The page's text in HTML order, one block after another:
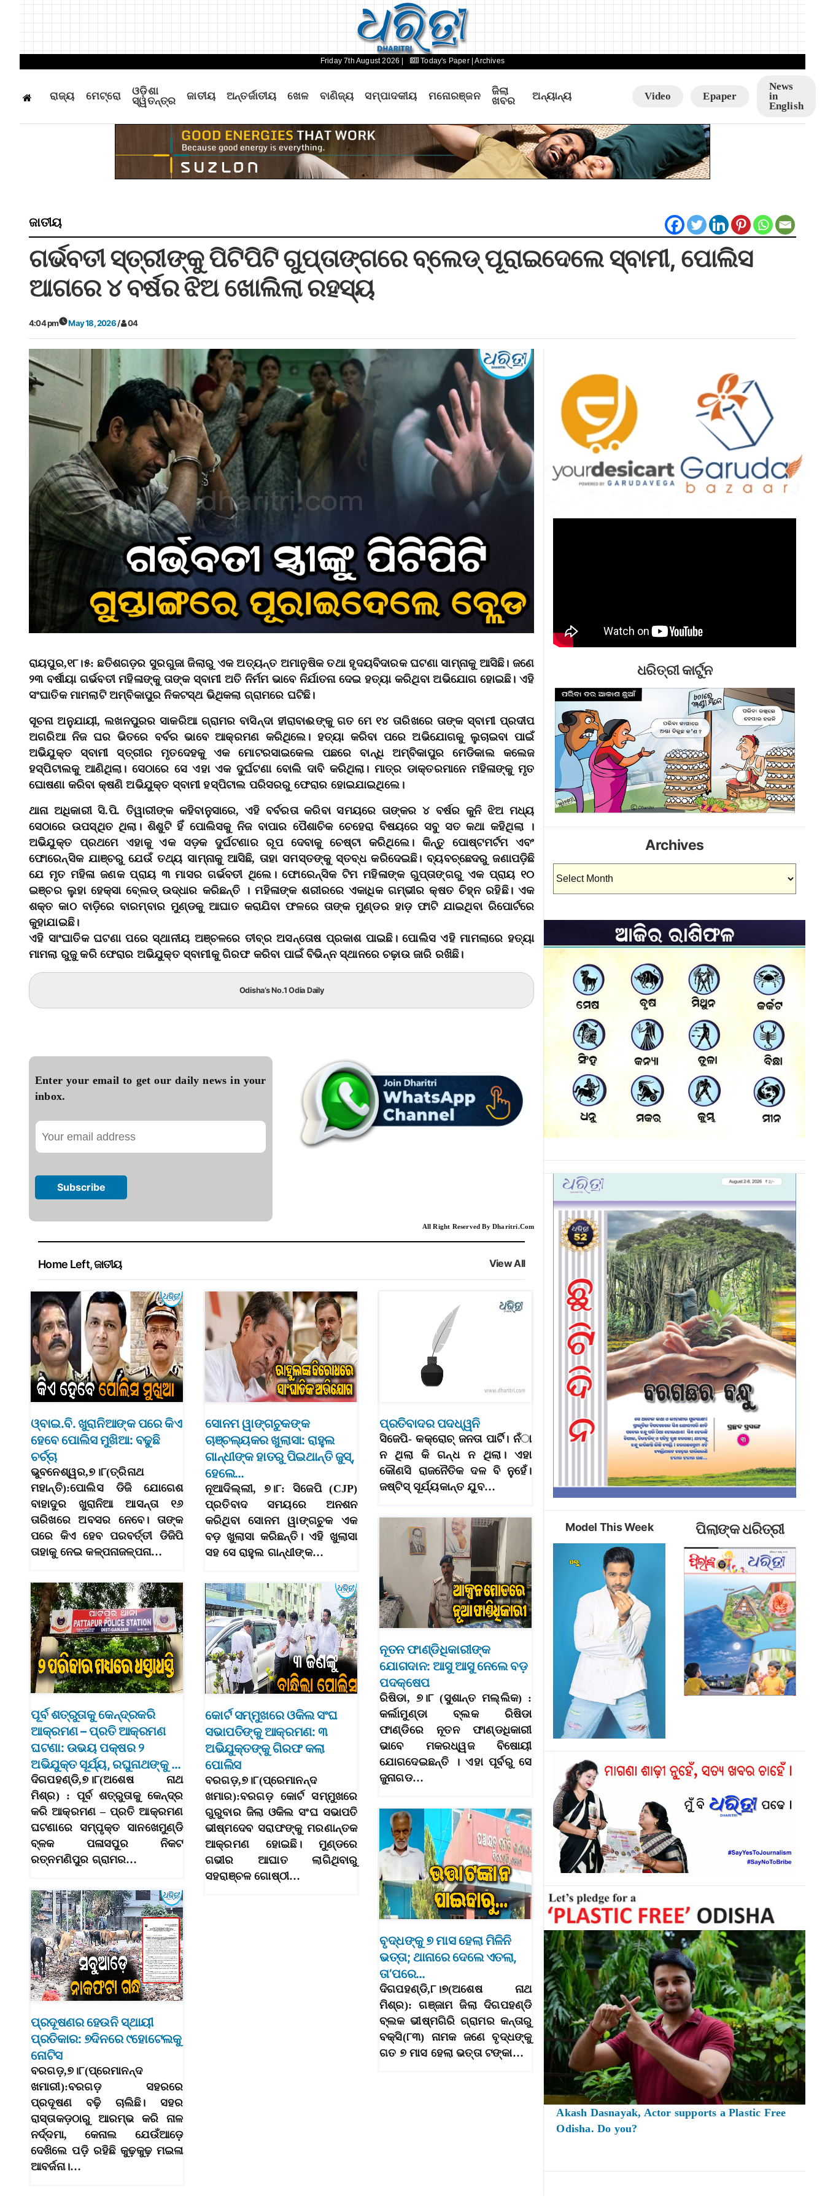
Friday 7th August 2026 | Today's Paper | Archives
ରାଜ୍ୟ ମେଟ୍ରୋ
ଓଡ଼ିଶା
ସ୍ୱତନ୍ତ୍ର
ଜାତୀୟ ଅନ୍ତର୍ଜାତୀୟ ଖେଳ ବାଣିଜ୍ୟ ସମ୍ପାଦକୀୟ ମନୋରଞ୍ଜନ
ଜିଲା
ଖବର
ଅନ୍ୟାନ୍ୟ Video Epaper
News
in
English
ଜାତୀୟ
ଗର୍ଭବତୀ ସ୍ତ୍ରୀଙ୍କୁ ପିଟିପିଟି ଗୁପ୍ତାଙ୍ଗରେ ବ୍ଲେଡ୍‌ ପୂରାଇଦେଲେ ସ୍ବାମୀ, ପୋଲିସ
ଆଗରେ ୪ ବର୍ଷର ଝିଅ ଖୋଲିଲା ରହସ୍ୟ
4:04 pm May 18, 2026/ 04
ରାୟପୁର,୧୮।୫: ଛତିଶଗଡ଼ର ସୁରଗୁଜା ଜିଲାରୁ ଏକ ଅତ୍ୟନ୍ତ ଅମାନୁଷିକ ତଥା ହୃଦୟବିଦାରକ ଘଟଣା ସାମ୍ନାକୁ ଆସିଛି। ଜଣେ
୨୩ ବର୍ଷୀୟା ଗର୍ଭବତୀ ମହିଳାଙ୍କୁ ତାଙ୍କ ସ୍ବାମୀ ଅତି ନିର୍ମମ ଭାବେ ନିର୍ଯାତନା ଦେଇ ହତ୍ୟା କରିଥିବା ଅଭିଯୋଗ ହୋଇଛି। ଏହି
ସଂଘାତିକ ମାମଲାଟି ଅମ୍ବିକାପୁର ନିକଟସ୍ଥ ଭିଥିକଲା ଗ୍ରାମରେ ଘଟିଛି।
ସୂଚନା ଅନୁଯାୟୀ, ଲଖନପୁରର ସାକରିଆ ଗ୍ରାମର ବାସିନ୍ଦା ହୀରାବାଈଙ୍କୁ ଗତ ମେ ୧୪ ତାରିଖରେ ତାଙ୍କ ସ୍ବାମୀ ପ୍ରଦୀପ
ଅଗରିଆ ନିଜ ଘର ଭିତରେ ବର୍ବର ଭାବେ ଆକ୍ରମଣ କରିଥିଲେ। ହତ୍ୟା କରିବା ପରେ ଅଭିଯୋଗକୁ ଲୁଚାଇବା ପାଇଁ
ଅଭିଯୁକ୍ତ ସ୍ବାମୀ ସ୍ତ୍ରୀର ମୃତଦେହକୁ ଏକ ମୋଟରସାଇକେଲ ପଛରେ ବାନ୍ଧି ଅମ୍ବିକାପୁର ମେଡିକାଲ କଲେଜ
ହସ୍ପିଟାଲକୁ ଆଣିଥିଲା। ସେଠାରେ ସେ ଏହା ଏକ ଦୁର୍ଘଟଣା ବୋଲି ଦାବି କରିଥିଲା। ମାତ୍ର ଡାକ୍ତରମାନେ ମହିଳାଙ୍କୁ ମୃତ
ଘୋଷଣା କରିବା କ୍ଷଣି ଅଭିଯୁକ୍ତ ସ୍ବାମୀ ହସ୍ପିଟାଲ ପରିସରରୁ ଫେରାର ହୋଇଯାଇଥିଲେ।
ଥାନା ଅଧିକାରୀ ସି.ପି. ତିୱାରୀଙ୍କ କହିବାନୁସାରେ, ଏହି ବର୍ବରତା କରିବା ସମୟରେ ତାଙ୍କର ୪ ବର୍ଷର କୁନି ଝିଅ ମଧ୍ୟ
ସେଠାରେ ଉପସ୍ଥିତ ଥିଲା। ଶିଶୁଟି ହିଁ ପୋଲିସକୁ ନିଜ ବାପାର ପୈଶାଚିକ ଚେହେରା ବିଷୟରେ ସବୁ ସତ କଥା କହିଥିଲା ।
ଅଭିଯୁକ୍ତ ପ୍ରଥମେ ଏହାକୁ ଏକ ସଡ଼କ ଦୁର୍ଘଟଣାର ରୂପ ଦେବାକୁ ଚେଷ୍ଟା କରିଥିଲେ। କିନ୍ତୁ ପୋଷ୍ଟମର୍ଟମ ଏବଂ
ଫୋରେନ୍ସିକ ଯାଞ୍ଚରୁ ଯେଉଁ ତଥ୍ୟ ସାମ୍ନାକୁ ଆସିଛି, ତାହା ସମସ୍ତଙ୍କୁ ସ୍ତବ୍ଧ କରିଦେଇଛି। ବ୍ୟବଚ୍ଛେଦରୁ ଜଣାପଡ଼ିଛି
ଯେ ମୃତ ମହିଳା ଜଣକ ପ୍ରାୟ ୩ ମାସର ଗର୍ଭବତୀ ଥିଲେ। ଫୋରେନ୍ସିକ ଟିମ ମହିଳାଙ୍କ ଗୁପ୍ତାଙ୍ଗରୁ ଏକ ପ୍ରାୟ ୧୦
ଇଞ୍ଚର ଲୁହା ହେକ୍ସା ବେ୍‌ଲଡ୍‌ ଉଦ୍ଧାର କରିଛନ୍ତି । ମହିଳାଙ୍କ ଶରୀରରେ ଏକାଧିକ ଗମ୍ଭୀର କ୍ଷତ ଚିହ୍ନ ରହିଛି। ଏକ
ଶକ୍ତ କାଠ ବାଡ଼ିରେ ବାରମ୍ବାର ମୁଣ୍ଡକୁ ଆଘାତ କରାଯିବା ଫଳରେ ତାଙ୍କ ମୁଣ୍ଡର ହାଡ଼ ଫାଟି ଯାଇଥିବା ରିପୋର୍ଟରେ
କୁହାଯାଇଛି।
ଏହି ସାଂଘାତିକ ଘଟଣା ପରେ ସ୍ଥାନୀୟ ଅଞ୍ଚଳରେ ତୀବ୍ର ଅସନ୍ତୋଷ ପ୍ରକାଶ ପାଇଛି। ପୋଲିସ ଏହି ମାମଲାରେ ହତ୍ୟା
ମାମଲା ରୁଜୁ କରି ଫେରାର ଅଭିଯୁକ୍ତ ସ୍ବାମୀକୁ ଗିରଫ କରିବା ପାଇଁ ବିଭିନ୍ନ ସ୍ଥାନରେ ଚଢ଼ାଉ ଜାରି ରଖିଛି।
Odisha’s No.1 Odia Daily
Enter your email to get our daily news in your
inbox.
All Right Reserved By Dharitri.Com
Home Left,ଜାତୀୟ View All
ଓ୍ବାଇ.ବି. ଖୁରାନିଆଙ୍କ ପରେ କିଏ
ହେବେ ପୋଲିସ ମୁଖିଆ: ବଢୁଛି
ଚର୍ଚ୍ଚା
ଭୁବନେଶ୍ୱର,୭।୮(ତ୍ରିନାଥ
ମହାନ୍ତି):ପୋଲିସ ଡିଜି ଯୋଗେଶ
ବାହାଦୁର ଖୁରାନିଆ ଆସନ୍ତା ୧୬
ତାରିଖରେ ଅବସର ନେବେ। ତାଙ୍କ
ପରେ କିଏ ହେବ ପରବର୍ତ୍ତୀ ଡିଜିପି
ତାହାକୁ ନେଇ କଳ୍ପନାଜଳ୍ପନା…
ସୋନମ ୱାଙ୍ଗଚୁକଙ୍କ
ଚାଞ୍ଚଲ୍ୟକର ଖୁଲାସା: ରାହୁଲ
ଗାନ୍ଧୀଙ୍କ ହାତରୁ ପିଇଥାନ୍ତି ଜୁସ୍‌,
ହେଲେ…
ନୂଆଦିଲ୍ଲୀ, ୭।୮: ସିଜେପି (CJP)
ପ୍ରତିବାଦ ସମୟରେ ଅନଶନ
କରିଥିବା ସୋନମ ୱାଙ୍ଗଚୁକ ଏକ
ବଡ଼ ଖୁଲାସା କରିଛନ୍ତି। ଏହି ଖୁଲାସା
ସହ ସେ ରାହୁଲ ଗାନ୍ଧୀଙ୍କ…
ପ୍ରତିବାଦର ପଦଧ୍ୱନି
ସିଜେପି- କକ୍‌ରୋଚ୍‌ ଜନତା ପାର୍ଟି। ନଁା
ନ ଥିଲା କି ଗନ୍ଧ ନ ଥିଲା। ଏହା
କୌଣସି ରାଜନୈତିକ ଦଳ ବି ନୁହେଁ।
ଜଷ୍ଟିସ୍‌ ସୂର୍ଯ୍ୟକାନ୍ତ ଯୁବ…
ନୂତନ ଫାଣ୍ଡିଧିକାରୀଙ୍କ
ଯୋଗଦାନ: ଆସୁ ଆସୁ ନେଲେ ବଡ଼
ପଦକ୍ଷେପ
ରିଷିଡା, ୭।୮ (ସୁଶାନ୍ତ ମଲ୍ଲିକ) :
କର୍ଲାମୁଣ୍ଡା ବ୍ଲକ ରିଷିଡା
ଫାଣ୍ଡିରେ ନୂତନ ଫାଣ୍ଡଧିକାରୀ
ଭାବେ ମକରଧ୍ୱଜ ବିଷୋୟୀ
ଯୋଗଦେଇଛନ୍ତି । ଏହା ପୂର୍ବରୁ ସେ
ଜୁନାଗଡ…
ପୂର୍ବ ଶତ୍ରୁତାକୁ କେନ୍ଦ୍ରକରି
ଆକ୍ରମଣ – ପ୍ରତି ଆକ୍ରମଣ
ଘଟଣା: ଉଭୟ ପକ୍ଷର ୨
ଅଭିଯୁକ୍ତ ସୂର୍ଯ୍ୟ, ରଘୁନାଥଙ୍କୁ …
ଦିଗପହଣ୍ଡି,୭।୮(ଅଶେଷ ନାଥ
ମିଶ୍ର) : ପୂର୍ବ ଶତ୍ରୁତାକୁ କେନ୍ଦ୍ର
କରି ଆକ୍ରମଣ – ପ୍ରତି ଆକ୍ରମଣ
ଘଟଣାରେ ସମ୍ପୃକ୍ତ ସାନଖେମୁଣ୍ଡି
ବ୍ଳକ ପଳାସପୁର ନିକଟ
ରତ୍ନମଣିପୁର ଗ୍ରାମର…
କୋର୍ଟ ସମ୍ମୁଖରେ ଓକିଲ ସଂଘ
ସଭାପତିଙ୍କୁ ଆକ୍ରମଣ: ୩
ଅଭିଯୁକ୍ତଙ୍କୁ ଗିରଫ କଲା
ପୋଲିସ
ବରଗଡ଼,୭।୮(ପ୍ରେମାନନ୍ଦ
ଖମାର):ବରଗଡ଼ କୋର୍ଟ ସମ୍ମୁଖରେ
ଗୁରୁବାର ଜିଲା ଓକିଲ ସଂଘ ସଭାପତି
ଭୀଷ୍ମଦେବ ସରାଫଙ୍କୁ ମରଣାନ୍ତକ
ଆକ୍ରମଣ ହୋଇଛି। ମୁଣ୍ଡରେ
ଗଭୀର ଆଘାତ ଲାଗିଥିବାରୁ
ସହରାଞ୍ଚଳ ଗୋଷ୍ଠୀ…
ବୃଦ୍ଧଙ୍କୁ ୭ ମାସ ହେଲା ମିଳିନି
ଭତ୍ତା; ଥାନାରେ ଦେଲେ ଏତଲା,
ତା’ପରେ…
ଦିଗପହଣ୍ଡି,୮।୭(ଅଶେଷ ନାଥ
ମିଶ୍ର): ଗଞ୍ଜାମ ଜିଲା ଦିଗପହଣ୍ଡି
ବ୍ଲକ ଭୀଷ୍ମଗିରି ଗ୍ରାମର କନ୍ତାରୁ
ବକ୍ସି(୮୩) ନାମକ ଜଣେ ବୃଦ୍ଧଙ୍କୁ
ଗତ ୭ ମାସ ହେଲା ଭତ୍ତା ଟଙ୍କା…
ପ୍ରଦୂଷଣର ହେଉନି ସ୍ଥାୟୀ
ପ୍ରତିକାର: ୭ଦିନରେ ୯ହୋଟେଲକୁ
ନୋଟିସ
ବରଗଡ଼,୭।୮(ପ୍ରେମାନନ୍ଦ
ଖମାରୀ):ବରଗଡ଼ ସହରରେ
ପ୍ରଦୂଷଣ ବଢ଼ି ଚାଲିଛି। ସହର
ରାସ୍ତାକଡ଼ଠାରୁ ଆରମ୍ଭ କରି ନାଳ
ନର୍ଦ୍ଦମା, କେନାଲ ଯେଉଁଆଡ଼େ
ଦେଖିଲେ ପଡ଼ି ରହିଛି କୁଢ଼କୁଢ଼ ମଇଳା
ଆବର୍ଜନା।…
ଧରିତ୍ରୀ କାର୍ଟୁନ
Archives
Archives
Model This Week ପିଲାଙ୍କ ଧରିତ୍ରୀ
Akash Dasnayak, Actor supports a Plastic Free
Odisha. Do you?